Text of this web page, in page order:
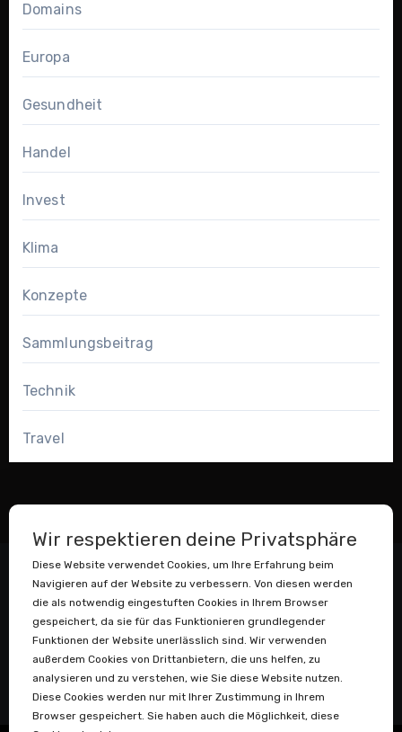
Domains
Europa
Gesundheit
Handel
Invest
Klima
Konzepte
Sammlungsbeitrag
Technik
Travel
Datenstaubsauger
Wir respektieren deine Privatsphäre
Diese Website verwendet Cookies, um Ihre Erfahrung beim
Navigieren auf der Website zu verbessern. Von diesen werden
die als notwendig eingestuften Cookies in Ihrem Browser
gespeichert, da sie für das Funktionieren grundlegender
Funktionen der Website unerlässlich sind. Wir verwenden
außerdem Cookies von Drittanbietern, die uns helfen, zu
analysieren und zu verstehen, wie Sie diese Website nutzen.
Diese Cookies werden nur mit Ihrer Zustimmung in Ihrem
Browser gespeichert. Sie haben auch die Möglichkeit, diese